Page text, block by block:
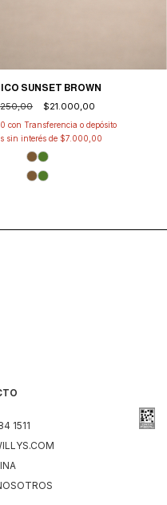
SUNSET BROWN
$21.000,00
con Transferencia o depósito
sin interés de $7.000,00
1511